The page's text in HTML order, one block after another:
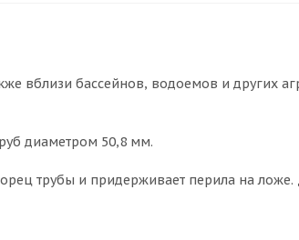
вблизи бассейнов, водоемов и других
диаметром 50,8 мм.
трубы и придерживает перила на